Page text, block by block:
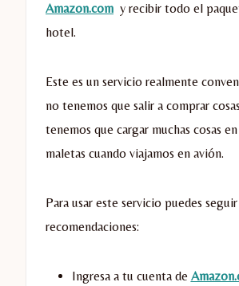
Amazon.com y recibir todo el
hotel.
Este es un servicio realmente
no tenemos que salir a comprar
tenemos que cargar muchas cosas
maletas cuando viajamos en avión.
Para usar este servicio puedes
recomendaciones:
Ingresa a tu cuenta de